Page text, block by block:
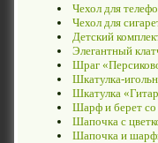
Чехол для
Чехол для
Детский
Элегантный
Шраг
Шкатулка-
Шкатулка
Шарф и берет со
Шапочка с
Шапочка и